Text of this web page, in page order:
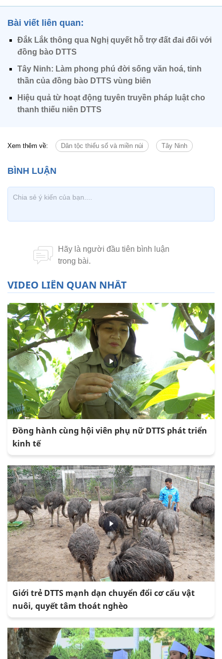
Bài viết liên quan:
Đắk Lắk thông qua Nghị quyết hỗ trợ đất đai đối với
đồng bào DTTS
Tây Ninh: Làm phong phú đời sống văn hoá, tinh
thần của đồng bào DTTS vùng biên
Hiệu quả từ hoạt động tuyên truyền pháp luật cho
thanh thiếu niên DTTS
Xem thêm về: Dân tộc thiểu số và miền núi Tây Ninh
VIDEO LIÊN QUAN NHẤT
Đồng hành cùng hội viên phụ nữ DTTS phát triển
kinh tế
Giới trẻ DTTS mạnh dạn chuyển đổi cơ cấu vật
nuôi, quyết tâm thoát nghèo